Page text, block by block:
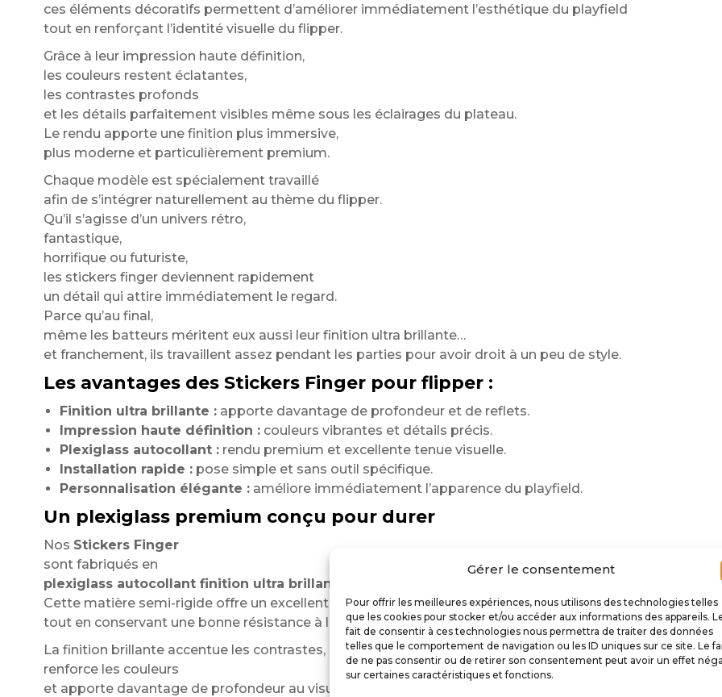
Gérer le consentement
Pour offrir les meilleures expériences, nous utilisons des technologies telles
que les cookies pour stocker et/ou accéder aux informations des appareils.
fait de consentir à ces technologies nous permettra de traiter des données
telles que le comportement de navigation ou les ID uniques sur ce site. Le
de ne pas consentir ou de retirer son consentement peut avoir un effet
sur certaines caractéristiques et fonctions.
ces éléments décoratifs permettent d’améliorer immédiatement l’esthétique du playfield
tout en renforçant l’identité visuelle du flipper.
Grâce à leur impression haute définition,
les couleurs restent éclatantes,
les contrastes profonds
et les détails parfaitement visibles même sous les éclairages du plateau.
Le rendu apporte une finition plus immersive,
plus moderne et particulièrement premium.
Chaque modèle est spécialement travaillé
afin de s’intégrer naturellement au thème du flipper.
Qu’il s’agisse d’un univers rétro,
fantastique,
horrifique ou futuriste,
les stickers finger deviennent rapidement
un détail qui attire immédiatement le regard.
Parce qu’au final,
même les batteurs méritent eux aussi leur finition ultra brillante…
et franchement, ils travaillent assez pendant les parties pour avoir droit à un peu de style.
Les avantages des Stickers Finger pour flipper :
Finition ultra brillante :apporte davantage de profondeur et de reflets.
Impression haute définition :couleurs vibrantes et détails précis.
Plexiglass autocollant :rendu premium et excellente tenue visuelle.
Installation rapide :pose simple et sans outil spécifique.
Personnalisation élégante :améliore immédiatement l’apparence du playfield.
Un plexiglass premium conçu pour durer
Nos Stickers Finger
sont fabriqués en
plexiglass autocollant finition ultra brillante
Cette matière semi-rigide offre un excellent rendu visuel
tout en conservant une bonne résistance à l’utilisation quotidienne.
La finition brillante accentue les contrastes,
renforce les couleurs
et apporte davantage de profondeur au visuel.